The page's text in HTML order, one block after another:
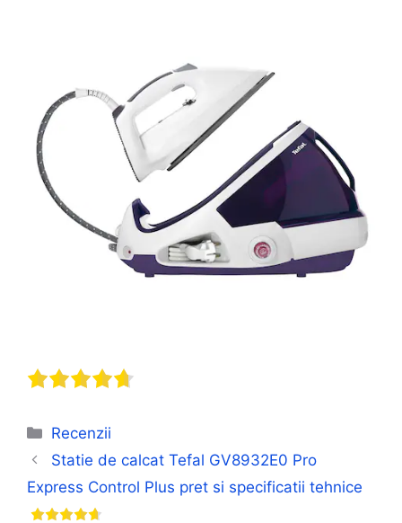
Categorii
Recenzii
Statie de calcat Tefal GV8932E0 Pro
Express Control Plus pret si specificatii tehnice